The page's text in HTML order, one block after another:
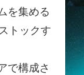
を集める
トックす
で構成さ